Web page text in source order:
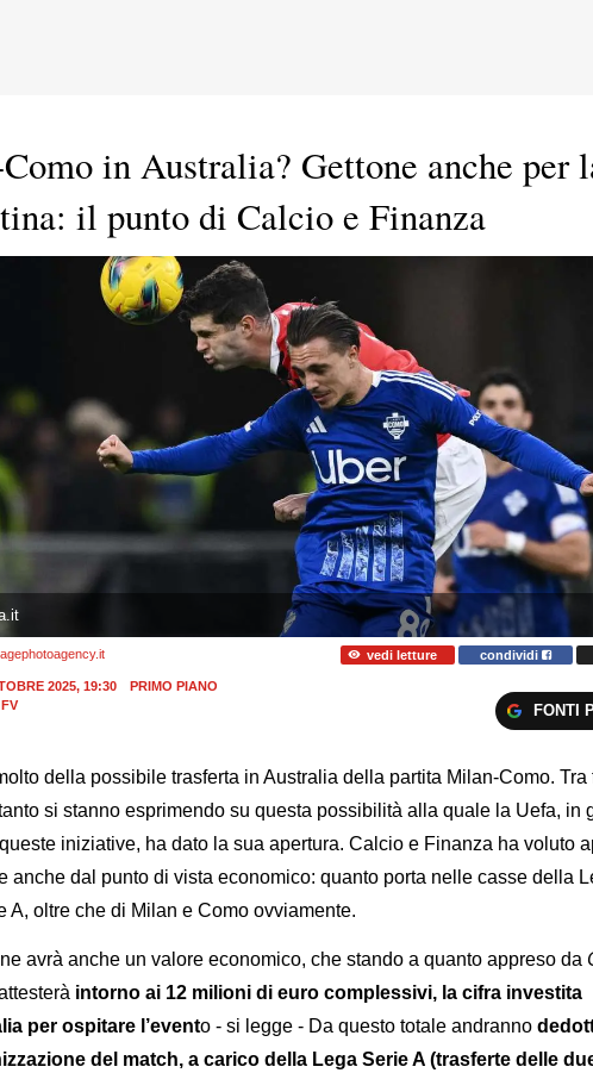
in Australia? Gettone anche per
il punto di Calcio e Finanza
vedi letture condividi
2025, 19:30
PRIMO PIANO
FONTI
della possibile trasferta in Australia della partita Milan-Como. Tra
si stanno esprimendo su questa possibilità alla quale la Uefa, in
iniziative, ha dato la sua apertura. Calcio e Finanza ha voluto
anche dal punto di vista economico: quanto porta nelle casse della
A, oltre che di Milan e Como ovviamente.
avrà anche un valore economico, che stando a quanto appreso da
intorno ai 12 milioni di euro complessivi, la cifra investita
per ospitare l’evento - si legge - Da questo totale andranno
del match, a carico della Lega Serie A (trasferte delle